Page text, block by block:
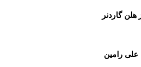
گاردنر
علی رامین